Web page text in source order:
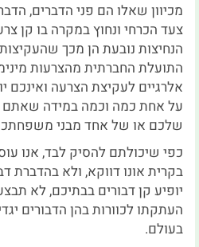
מכיוון שאלו הם פני הדברים,
צעד הכרחי ונחוץ במקרה בו קן
הנחיצות נובעת הן מכך
התועלת החברתית מהצרעות
אלרגיים לעקיצת הצרעה ואינכם
על אחת כמה וכמה במידה שאתם
שלכם או של אחד מבני
כפי שיכולתם להסיק לבד, אנו
בקרית אונו דווקא, ולא בהדברת
יופיע קן דבורים בבתיכם, לא
העתקתו לכוורות בהן הדבורים
בעולם.